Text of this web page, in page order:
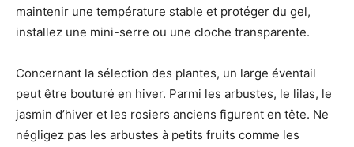
maintenir une température stable et protéger du gel,
installez une mini-serre ou une cloche transparente.
Concernant la sélection des plantes, un large éventail
peut être bouturé en hiver. Parmi les arbustes, le lilas, le
jasmin d’hiver et les rosiers anciens figurent en tête. Ne
négligez pas les arbustes à petits fruits comme les